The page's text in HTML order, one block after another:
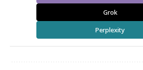
Grok
Perplexity